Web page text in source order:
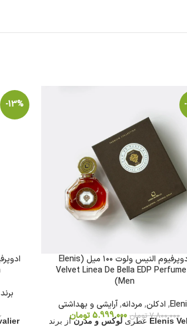
ادوپرفیوم النیس ولوت ۱۰۰ میل (Elenis
Velvet Linea De Bella EDP
Men)
, ادکلن, مردانه,آرایشی و بهداشتی
7.800.000تومان 5.999.000 تومان Elenis عطری لوکس و مدرناز برند
-13%